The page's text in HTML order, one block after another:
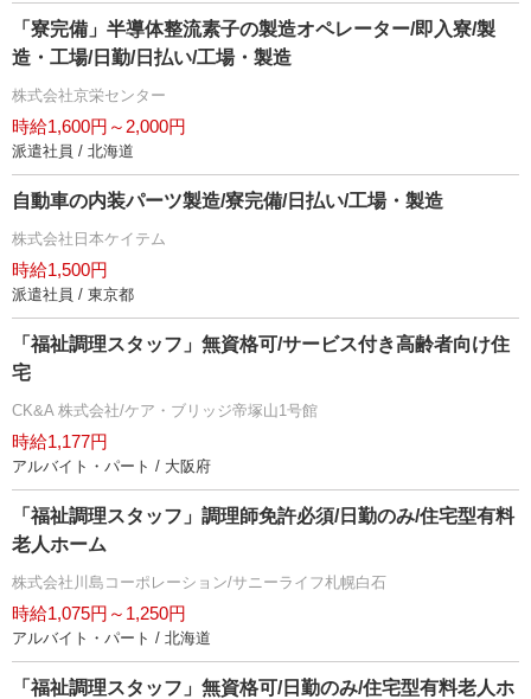
「寮完備」半導体整流素子の製造オペレーター/即入寮/製
造・工場/日勤/日払い/工場・製造
株式会社京栄センター
時給1,600円～2,000円
派遣社員 / 北海道
自動車の内装パーツ製造/寮完備/日払い/工場・製造
株式会社日本ケイテム
時給1,500円
派遣社員 / 東京都
「福祉調理スタッフ」無資格可/サービス付き高齢者向け住
宅
CK&A 株式会社/ケア・ブリッジ帝塚山1号館
時給1,177円
アルバイト・パート / 大阪府
「福祉調理スタッフ」調理師免許必須/日勤のみ/住宅型有料
老人ホーム
株式会社川島コーポレーション/サニーライフ札幌白石
時給1,075円～1,250円
アルバイト・パート / 北海道
「福祉調理スタッフ」無資格可/日勤のみ/住宅型有料老人ホ